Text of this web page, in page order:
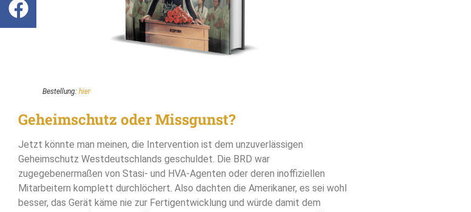
Bestellung: hier
Geheimschutz oder Missgunst?
Jetzt könnte man meinen, die Intervention ist dem unzuverlässigen
Geheimschutz Westdeutschlands geschuldet. Die BRD war
zugegebenermaßen von Stasi- und HVA-Agenten oder deren inoffiziellen
Mitarbeitern komplett durchlöchert. Also dachten die Amerikaner, es sei wohl
besser, das Gerät käme nie zur Fertigentwicklung und würde damit dem